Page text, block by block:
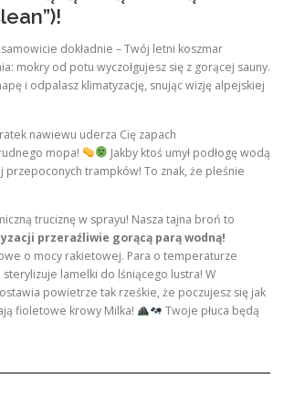
dokładnie – Twój letni koszmar
mokry od potu wyczołgujesz się z gorącej sauny.
i odpalasz klimatyzację, snując wizję alpejskiej
nawiewu uderza Cię zapach
mopa!
Jakby ktoś umył podłogę wodą
przepoconych trampków! To znak, że pleśnie
truciznę w sprayu! Nasza tajna broń to
przeraźliwie gorącą parą wodną!
o mocy rakietowej. Para o temperaturze
lamelki do lśniącego lustra! W
powietrze tak rześkie, że poczujesz się jak
fioletowe krowy Milka!
Twoje płuca będą